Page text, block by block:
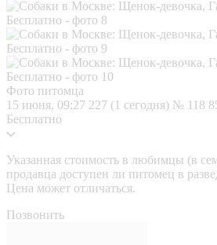
Фото питомца
15 июня, 09:27 227 (1 сегодня) № 118
Бесплатно
Указанная стоимость в любимцы (в
продавца доступен ли питомец в
Цена может отличаться.
Позвонить